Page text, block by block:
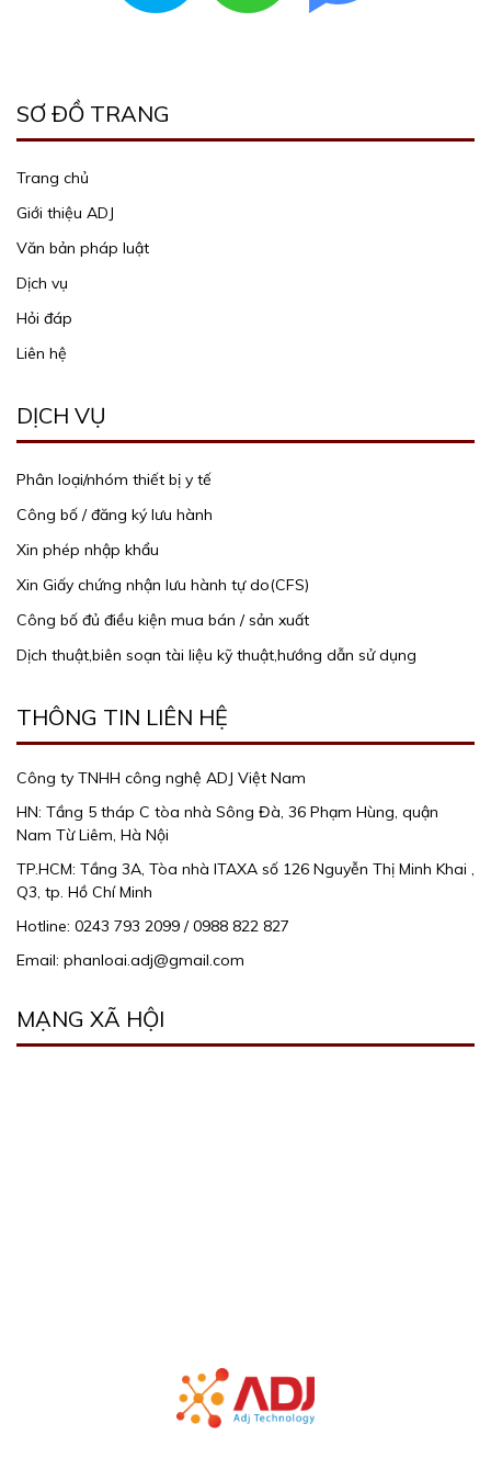
SƠ ĐỒ TRANG
Trang chủ
Giới thiệu ADJ
Văn bản pháp luật
Dịch vụ
Hỏi đáp
Liên hệ
DỊCH VỤ
Phân loại/nhóm thiết bị y tế
Công bố / đăng ký lưu hành
Xin phép nhập khẩu
Xin Giấy chứng nhận lưu hành tự do(CFS)
Công bố đủ điều kiện mua bán / sản xuất
Dịch thuật,biên soạn tài liệu kỹ thuật,hướng dẫn sử dụng
THÔNG TIN LIÊN HỆ
Công ty TNHH công nghệ ADJ Việt Nam
HN: Tầng 5 tháp C tòa nhà Sông Đà, 36 Phạm Hùng, quận
Nam Từ Liêm, Hà Nội
TP.HCM: Tầng 3A, Tòa nhà ITAXA số 126 Nguyễn Thị Minh Khai ,
Q3, tp. Hồ Chí Minh
Hotline: 0243 793 2099 / 0988 822 827
Email: phanloai.adj@gmail.com
MẠNG XÃ HỘI